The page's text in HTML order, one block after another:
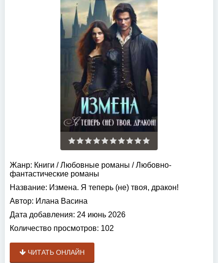
Жанр: Книги /Любовные романы /Любовно-
фантастические романы
Название: Измена. Я теперь (не) твоя, дракон!
Автор: Илана Васина
Дата добавления: 24 июнь 2026
Количество просмотров: 102
ЧИТАТЬ ОНЛАЙН